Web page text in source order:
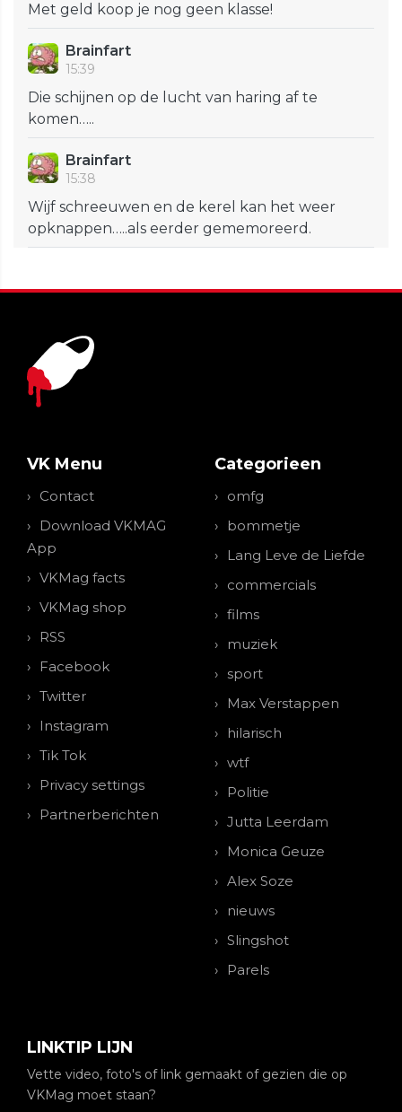
Met geld koop je nog geen klasse!
Brainfart
15:39
Die schijnen op de lucht van haring af te
komen…..
Brainfart
15:38
Wijf schreeuwen en de kerel kan het weer
opknappen…..als eerder gememoreerd.
VK Menu
Contact
Download VKMAG
App
VKMag facts
VKMag shop
RSS
Facebook
Twitter
Instagram
Tik Tok
Privacy settings
Partnerberichten
Categorieen
omfg
bommetje
Lang Leve de Liefde
commercials
films
muziek
sport
Max Verstappen
hilarisch
wtf
Politie
Jutta Leerdam
Monica Geuze
Alex Soze
nieuws
Slingshot
Parels
LINKTIP LIJN
Vette video, foto's of link gemaakt of gezien die op
VKMag moet staan?